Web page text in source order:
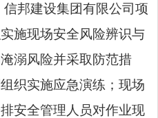
邦建设集团有限公司项
施现场安全风险辨识与
溺风险并采取防范措
织实施应急演练；现场
安全管理人员对作业现